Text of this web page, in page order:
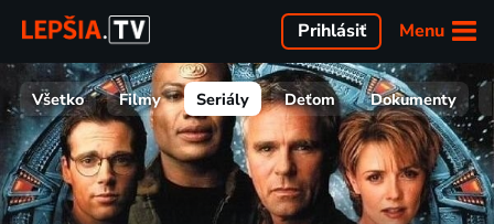
Menu
Prihlásiť
Všetko Filmy Seriály Deťom Dokumenty